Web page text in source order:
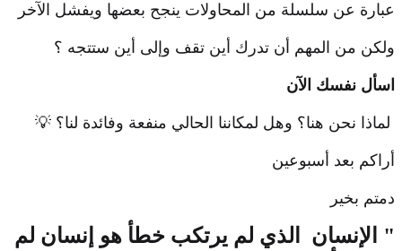
عبارة عن سلسلة من المحاولات ينجح بعضها ويفشل الآخر
ولكن من المهم أن تدرك أين تقف وإلى أين ستتجه ؟
اسأل نفسك الآن
لماذا نحن هنا؟ وهل لمكاننا الحالي منفعة وفائدة لنا؟ 💡
أراكم بعد أسبوعين
دمتم بخير
" الإنسان الذي لم يرتكب خطأ هو إنسان لم